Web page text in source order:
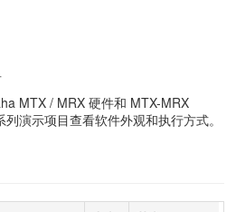
MTX / MRX 硬件和 MTX-MRX
演示项目查看软件外观和执行方式。